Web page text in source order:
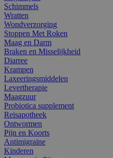
Schimmels
Wratten
Wondverzorging
Stoppen Met Roken
Maag en Darm
Braken en Misselijkheid
Diarree
Krampen
Laxeeringsmiddelen
Levertherapie
Maagzuur
Probiotica supplement
Reisapotheek
Ontwormen
Pijn en Koorts
Antimigraine
Kinderen